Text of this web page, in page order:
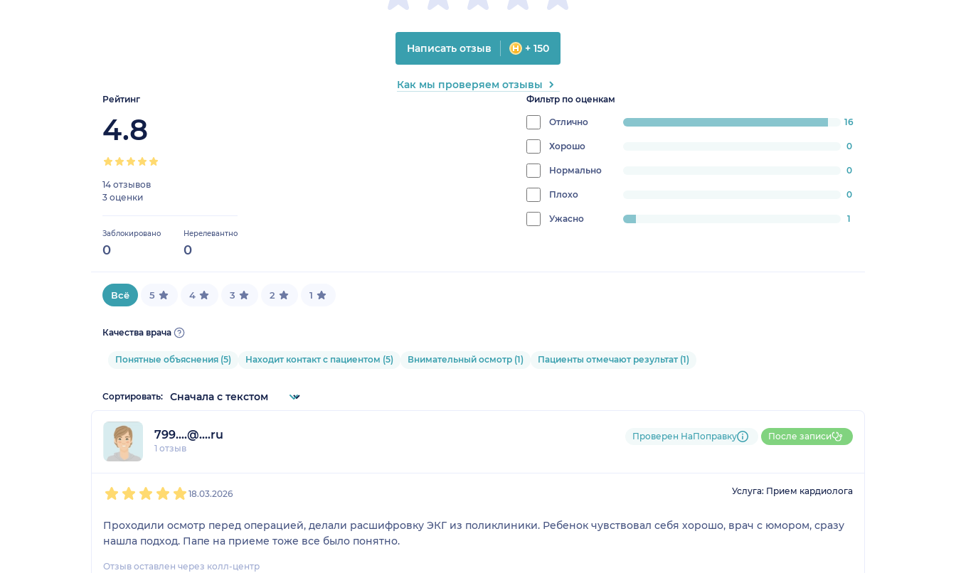
Рейтинг
4.8
14 отзывов
3 оценки
Заблокировано
0
Нерелевантно
0
Фильтр по оценкам
Отлично
progress:
16
Хорошо 0
Нормально 0
Плохо 0
Ужасно 1
Написать отзыв + 150
Как мы проверяем отзывы
Всё 5 4 3 2 1
Качества врача
Понятные объяснения (5) Находит контакт с пациентом (5) Внимательный осмотр (1) Пациенты отмечают результат (1)
Сортировать:
799....@....ru
1 отзыв
Проверен НаПоправку После записи
18.03.2026 Услуга: Прием кардиолога
Проходили осмотр перед операцией, делали расшифровку ЭКГ из поликлиники. Ребенок чувствовал себя хорошо, врач с юмором, сразу
нашла подход. Папе на приеме тоже все было понятно.
Отзыв оставлен через колл-центр